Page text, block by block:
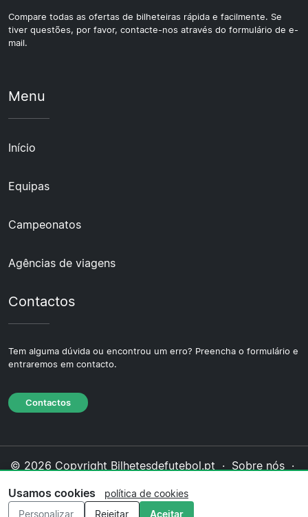
Compare todas as ofertas de bilheteiras rápida e facilmente. Se
tiver questões, por favor, contacte-nos através do formulário de e-
mail.
Menu
Início
Equipas
Campeonatos
Agências de viagens
Contactos
Tem alguma dúvida ou encontrou um erro? Preencha o formulário e
entraremos em contacto.
Contactos
© 2026 Copyright Bilhetesdefutebol.pt · Sobre nós ·
cookies·Política editorial
Usamos cookies
política de cookies
Personalizar
Rejeitar Aceitar